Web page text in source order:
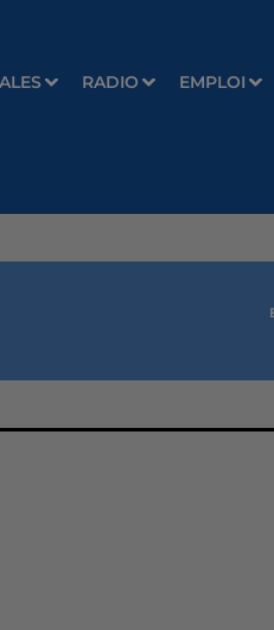
RADIO EMPLOI